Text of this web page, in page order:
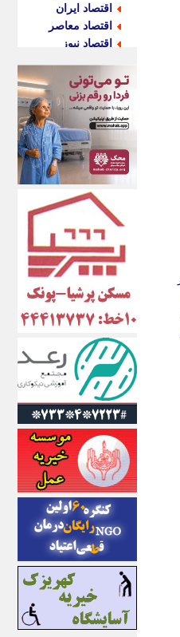
اقتصاد ایران
اقتصاد معاصر
اقتصاد نیوز
اکوفارس
اکونگار
اکونیوز
الف
انتشار آنلاین
اندیشه قرن
اندیشه معاصر
اندیشه ها
انرژی پرس
ای استخدام
ایتنا
ایراف
ایران آرت
ایران آنلاین
ایران زندگی
ایران فوری
ایرانی روز
ایرانیتال
ایرنا
ایسکانیوز
ایسنا
ایکنا
ایلنا
اینتیتر
ایونا نیوز
بازتاب آنلاین
باشگاه خبرنگاران
باغستان نیوز
بامبوک
ببین و بخون
بدینسان
بنکر